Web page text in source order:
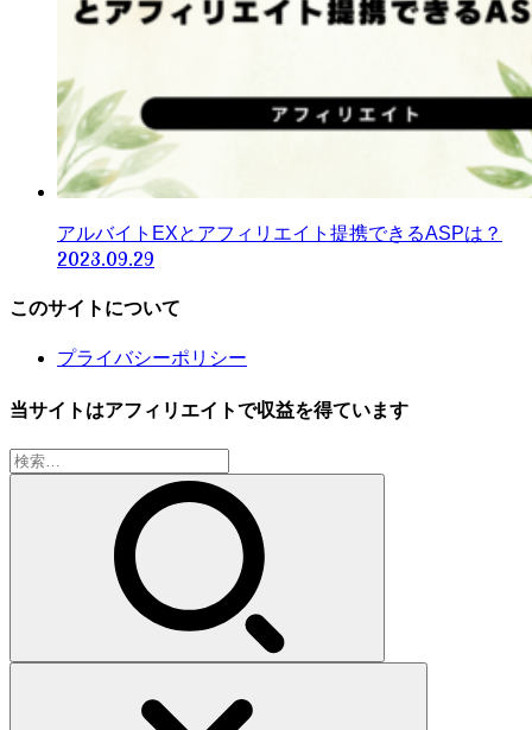
アルバイトEXとアフィリエイト提携できるASPは？
2023.09.29
このサイトについて
プライバシーポリシー
当サイトはアフィリエイトで収益を得ています
検
索: